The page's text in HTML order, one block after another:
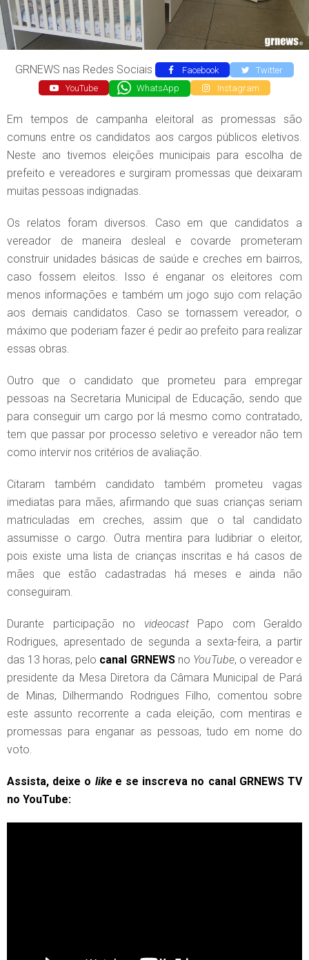
GRNEWS nas Redes Sociais Facebook
Twitter
YouTube
WhatsApp Instagram
Em tempos de campanha eleitoral as promessas são
comuns entre os candidatos aos cargos públicos eletivos.
Neste ano tivemos eleições municipais para escolha de
prefeito e vereadores e surgiram promessas que deixaram
muitas pessoas indignadas.
Os relatos foram diversos. Caso em que candidatos a
vereador de maneira desleal e covarde prometeram
construir unidades básicas de saúde e creches em bairros,
caso fossem eleitos. Isso é enganar os eleitores com
menos informações e também um jogo sujo com relação
aos demais candidatos. Caso se tornassem vereador, o
máximo que poderiam fazer é pedir ao prefeito para realizar
essas obras.
Outro que o candidato que prometeu para empregar
pessoas na Secretaria Municipal de Educação, sendo que
para conseguir um cargo por lá mesmo como contratado,
tem que passar por processo seletivo e vereador não tem
como intervir nos critérios de avaliação.
Citaram também candidato também prometeu vagas
imediatas para mães, afirmando que suas crianças seriam
matriculadas em creches, assim que o tal candidato
assumisse o cargo. Outra mentira para ludibriar o eleitor,
pois existe uma lista de crianças inscritas e há casos de
mães que estão cadastradas há meses e ainda não
conseguiram.
Durante participação no videocastPapo com Geraldo
Rodrigues, apresentado de segunda a sexta-feira, a partir
das 13 horas, pelo canal GRNEWSno YouTube, o vereador e
presidente da Mesa Diretora da Câmara Municipal de Pará
de Minas, Dilhermando Rodrigues Filho, comentou sobre
este assunto recorrente a cada eleição, com mentiras e
promessas para enganar as pessoas, tudo em nome do
voto.
Assista, deixe o likee se inscreva no canal GRNEWS TV
no YouTube: